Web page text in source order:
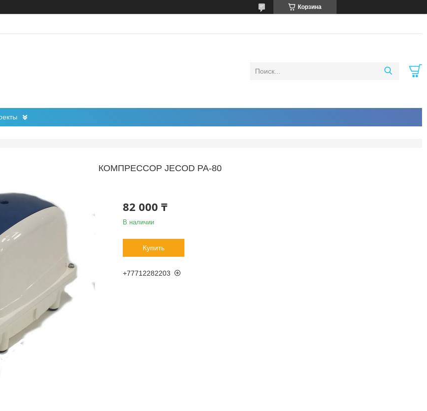
Корзина
КОМПРЕССОР JECOD PA-80
82 000 ₸
В наличии
Купить
+77712282203